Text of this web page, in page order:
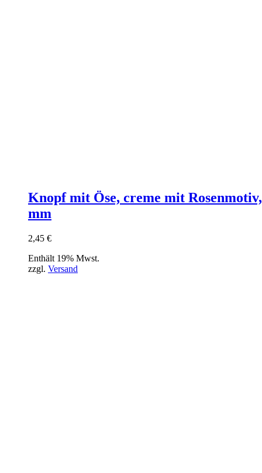
Knopf mit Öse, creme mit
mm
2,45 €
Enthält 19% Mwst.
zzgl. Versand